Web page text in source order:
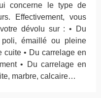
concerne le type de
Effectivement, vous
dévolu sur : • Du
émaillé ou pleine
cuite • Du carrelage en
• Du carrelage en
marbre, calcaire…